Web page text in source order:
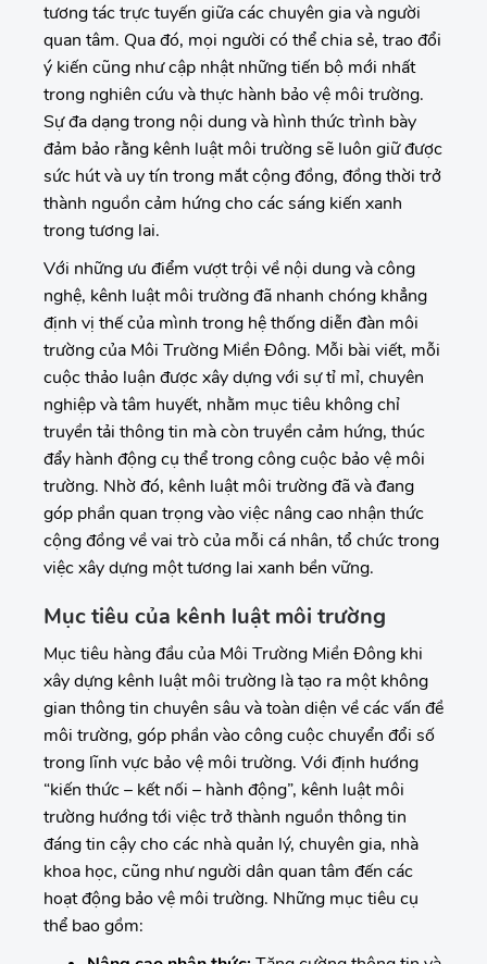
tương tác trực tuyến giữa các chuyên gia và người
quan tâm. Qua đó, mọi người có thể chia sẻ, trao đổi
ý kiến cũng như cập nhật những tiến bộ mới nhất
trong nghiên cứu và thực hành bảo vệ môi trường.
Sự đa dạng trong nội dung và hình thức trình bày
đảm bảo rằng kênh luật môi trường sẽ luôn giữ được
sức hút và uy tín trong mắt cộng đồng, đồng thời trở
thành nguồn cảm hứng cho các sáng kiến xanh
trong tương lai.
Với những ưu điểm vượt trội về nội dung và công
nghệ, kênh luật môi trường đã nhanh chóng khẳng
định vị thế của mình trong hệ thống diễn đàn môi
trường của Môi Trường Miền Đông. Mỗi bài viết, mỗi
cuộc thảo luận được xây dựng với sự tỉ mỉ, chuyên
nghiệp và tâm huyết, nhằm mục tiêu không chỉ
truyền tải thông tin mà còn truyền cảm hứng, thúc
đẩy hành động cụ thể trong công cuộc bảo vệ môi
trường. Nhờ đó, kênh luật môi trường đã và đang
góp phần quan trọng vào việc nâng cao nhận thức
cộng đồng về vai trò của mỗi cá nhân, tổ chức trong
việc xây dựng một tương lai xanh bền vững.
Mục tiêu của kênh luật môi trường
Mục tiêu hàng đầu của Môi Trường Miền Đông khi
xây dựng kênh luật môi trường là tạo ra một không
gian thông tin chuyên sâu và toàn diện về các vấn đề
môi trường, góp phần vào công cuộc chuyển đổi số
trong lĩnh vực bảo vệ môi trường. Với định hướng
“kiến thức – kết nối – hành động”, kênh luật môi
trường hướng tới việc trở thành nguồn thông tin
đáng tin cậy cho các nhà quản lý, chuyên gia, nhà
khoa học, cũng như người dân quan tâm đến các
hoạt động bảo vệ môi trường. Những mục tiêu cụ
thể bao gồm: